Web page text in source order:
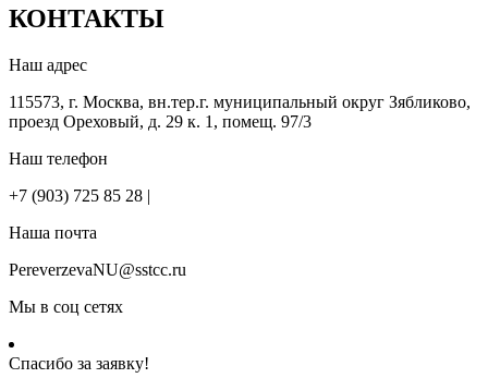
КОНТАКТЫ
Наш адрес
115573, г. Москва, вн.тер.г. муниципальный округ Зябликово,
проезд Ореховый, д. 29 к. 1, помещ. 97/3
Наш телефон
+7 (903) 725 85 28 |
Наша почта
PereverzevaNU@sstcc.ru
Мы в соц сетях
Спасибо за заявку!